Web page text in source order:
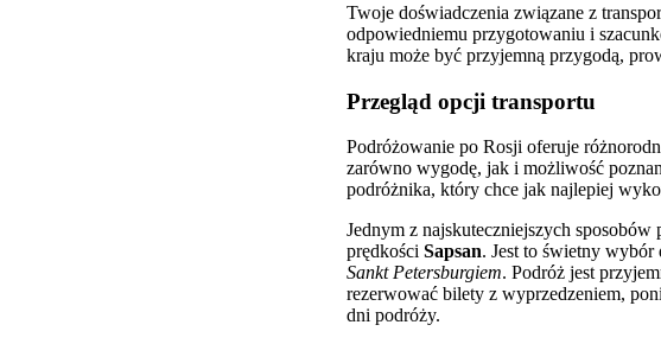
Twoje doświadczenia związane z
odpowiedniemu przygotowaniu i
kraju może być przyjemną przygodą,
Przegląd opcji transportu
Podróżowanie po Rosji oferuje
zarówno wygodę, jak i możliwość
podróżnika, który chce jak najlepiej
Jednym z najskuteczniejszych
prędkości Sapsan. Jest to świetny wybór
Sankt Petersburgiem. Podróż jest
rezerwować bilety z wyprzedzeniem,
dni podróży.